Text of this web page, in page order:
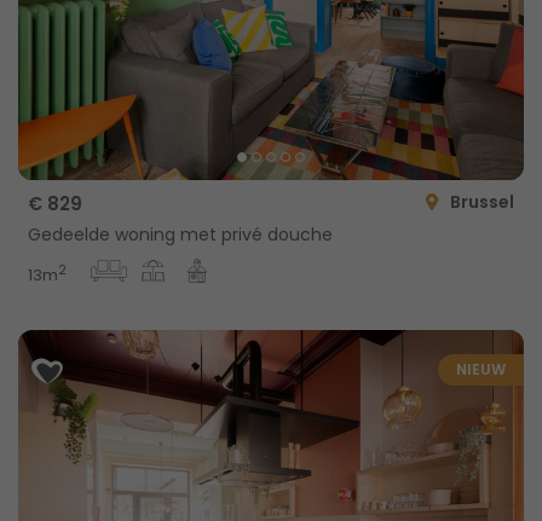
€ 829
Brussel
Gedeelde woning met privé douche
13m2
NIEUW